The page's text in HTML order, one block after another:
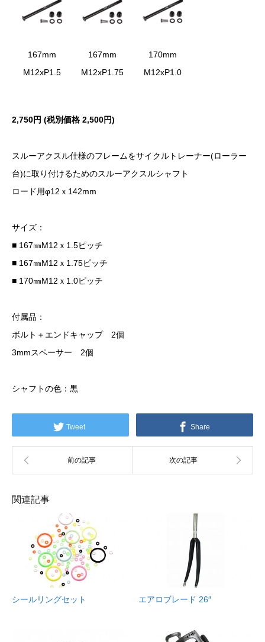
167mm
M12xP1.5
167mm
M12xP1.75
170mm
M12xP1.0
2,750円 (税別価格 2,500円)
スルーアクスル仕様のフレームをサイクルトレーナー(ローラー
台)に取り付けるためのスルーアクスルシャフト
ロード用φ12ｘ142mm
サイズ：
■ 167㎜M12ｘ1.5ピッチ
■ 167㎜M12ｘ1.75ピッチ
■ 170㎜M12ｘ1.0ピッチ
付属品：
ボルト＋エンドキャップ 2個
3mmスペーサー 2個
シャフトの色：黒
Tweet Share
関連記事
シールリングセット エアロブレード 26″